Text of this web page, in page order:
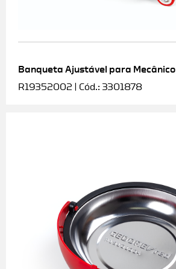
Banqueta Ajustável para Mecânico
R19352002 | Cód.: 3301878